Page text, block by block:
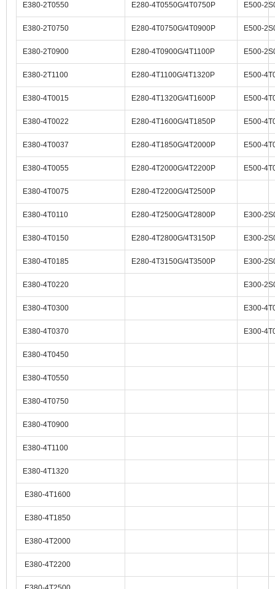
E380-2T0550 E280-4T0550G/4T0750P E500-
E380-2T0750 E280-4T0750G/4T0900P E500-
E380-2T0900 E280-4T0900G/4T1100P E500-
E380-2T1100 E280-4T1100G/4T1320P E500-
E380-4T0015 E280-4T1320G/4T1600P E500-
E380-4T0022 E280-4T1600G/4T1850P E500-
E380-4T0037 E280-4T1850G/4T2000P E500-
E380-4T0055 E280-4T2000G/4T2200P E500-
E380-4T0075 E280-4T2200G/4T2500P
E380-4T0110 E280-4T2500G/4T2800P E300-
E380-4T0150 E280-4T2800G/4T3150P E300-
E380-4T0185 E280-4T3150G/4T3500P E300-
E380-4T0220 E300-
E380-4T0300 E300-
E380-4T0370 E300-
E380-4T0450
E380-4T0550
E380-4T0750
E380-4T0900
E380-4T1100
E380-4T1320
E380-4T1600
E380-4T1850
E380-4T2000
E380-4T2200